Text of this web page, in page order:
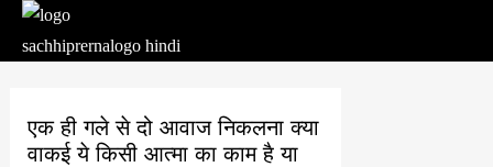
Skip
एक ही गले से दो आवाज निकलना क्या
वाकई ये किसी आत्मा का काम है या